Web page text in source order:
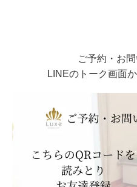
ご予約・お問
LINEのトーク画面